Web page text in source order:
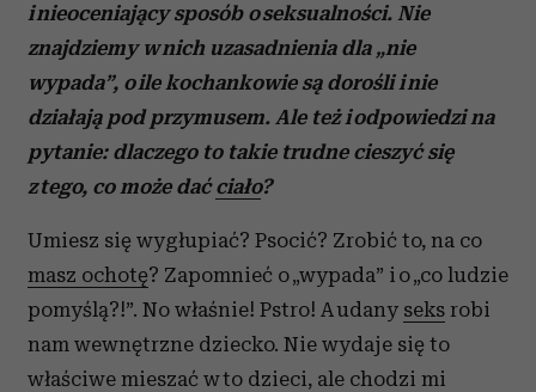
i nieoceniający sposób o seksualności. Nie
znajdziemy w nich uzasadnienia dla „nie
wypada”, o ile kochankowie są dorośli i nie
działają pod przymusem. Ale też i odpowiedzi na
pytanie: dlaczego to takie trudne cieszyć się
z tego, co może daćciało?
Umiesz się wygłupiać? Psocić? Zrobić to, na co
masz ochotę? Zapomnieć o „wypada” i o „co ludzie
pomyślą?!”. No właśnie! Pstro! A udany seks robi
nam wewnętrzne dziecko. Nie wydaje się to
właściwe mieszać w to dzieci, ale chodzi mi